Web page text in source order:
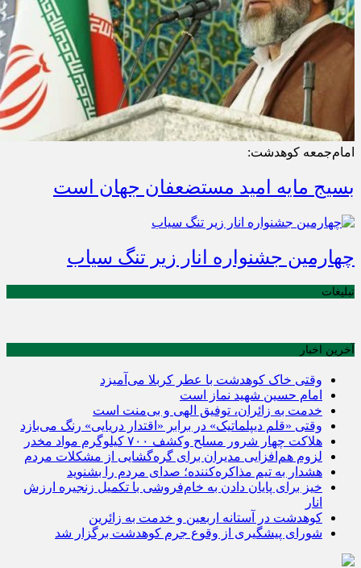
امام‌جمعه کوهدشت:
بسیج مایه امید مستضعفان جهان است
چهارمین جشنواره انار زیر تنگ سیاب
تبلیغات
آخرین اخبار
وقتی خاک کوهدشت با عطر کربلا می‌آمیزد
امام حسین شهید نماز است
خدمت به زائران، توفیق الهی و بی‌منت است
وقتی «قلم دیپلماتیک» در برابر «اقتدار دریایی» رنگ می‌بازد
هلاکت چهار شرور مسلح وکشف ۷۰۰ کیلوگرم مواد مخدر
لزوم هم‌افزایی مدیران برای گره‌گشایی از مشکلات مردم
هشدار به تیم مذاکره‌کننده؛ صدای مردم را بشنوید
خیز برای پایان دادن به خام‌فروشی با تکمیل زنجیره ارزش
انار
کوهدشت در آستانه اربعین و خدمت‌ به زائرین
شورای پیشگیری از وقوع جرم کوهدشت برگزار شد